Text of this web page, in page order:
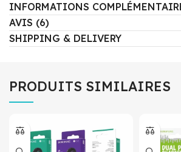
INFORMATIONS
AVIS (6)
SHIPPING & DELIVERY
PRODUITS SIMILAIRES